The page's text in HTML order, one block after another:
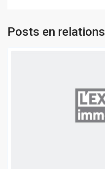
Posts en relations